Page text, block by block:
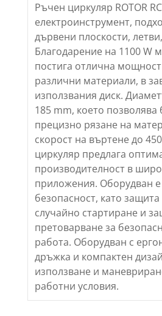
Ръчен циркуляр ROTOR
електроинструмент,
дървени плоскости,
Благодарение на 1100 W
постига отлична
различни материали, в
използвания диск.
185 mm, което позволява
прецизно рязане на
скорост на въртене до
циркуляр предлага
производителност в
приложения. Оборудван е
безопасност, като
случайно стартиране и
претоварване за
работа. Оборудван с
дръжка и компактен
използване и
работни условия.